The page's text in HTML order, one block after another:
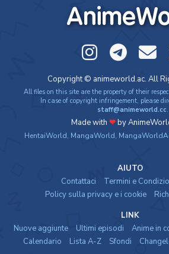
Copyright © animeworld.ac. All
All files on this site are the property of their
In case of copyright infringement, please
staff@animeworld.cc.
Made with ❤by
HentaiWorld, MangaWorld,
AIUTO
Contattaci
Termini e
Policy sulla privacy e i cookie
LINK
Nuove aggiunte
Ultimi episodi Anime in
Calendario
Lista A-Z Sfondi